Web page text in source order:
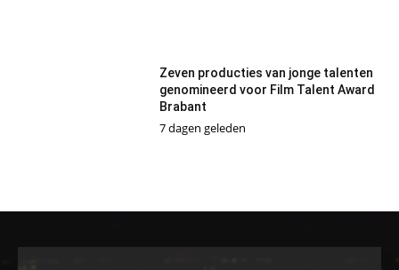
Zeven producties van jonge talenten
genomineerd voor Film Talent Award
Brabant
7 dagen geleden